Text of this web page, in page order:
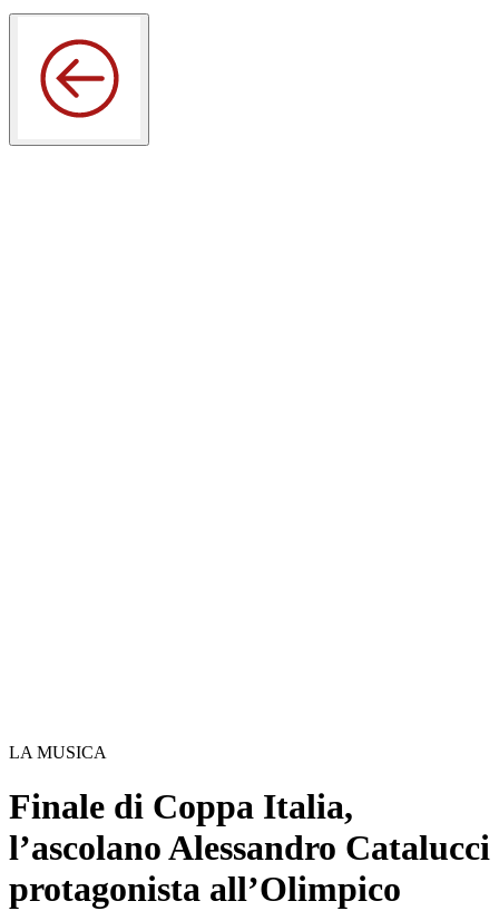
LA MUSICA
Finale di Coppa Italia,
l’ascolano Alessandro Catalucci
protagonista all’Olimpico